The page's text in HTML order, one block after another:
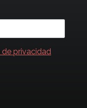
privacidad